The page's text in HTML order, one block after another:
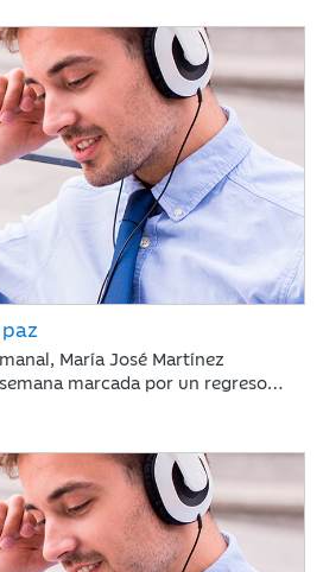
de este panorama, la banca
las expectativas de resultados y la
signos de moderación.
María José Martínez
marcada por un regreso
geopolítica frente a la que los
bolsas y ligeros repuntes en
de la Reserva Federal reforzaron
elevando ligeramente las
interés.